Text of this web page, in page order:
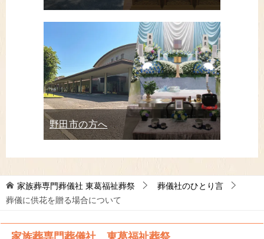
野田市の方へ
家族葬専門葬儀社 東葛福祉葬祭
葬儀社のひとり言
葬儀に供花を贈る場合について
家族葬専門葬儀社 東葛福祉葬祭